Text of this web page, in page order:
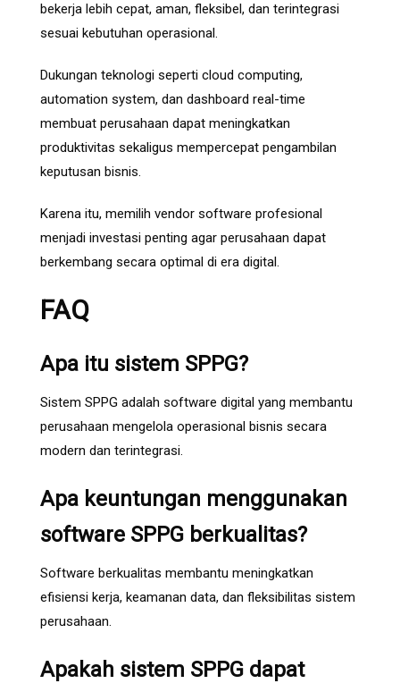
bekerja lebih cepat, aman, fleksibel, dan terintegrasi
sesuai kebutuhan operasional.
Dukungan teknologi seperti cloud computing,
automation system, dan dashboard real-time
membuat perusahaan dapat meningkatkan
produktivitas sekaligus mempercepat pengambilan
keputusan bisnis.
Karena itu, memilih vendor software profesional
menjadi investasi penting agar perusahaan dapat
berkembang secara optimal di era digital.
FAQ
Apa itu sistem SPPG?
Sistem SPPG adalah software digital yang membantu
perusahaan mengelola operasional bisnis secara
modern dan terintegrasi.
Apa keuntungan menggunakan
software SPPG berkualitas?
Software berkualitas membantu meningkatkan
efisiensi kerja, keamanan data, dan fleksibilitas sistem
perusahaan.
Apakah sistem SPPG dapat